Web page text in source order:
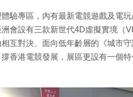
驗專區，內有最新電競遊戲及電
會設有三款新世代4D虛擬實境（
互對決、面向低年齡層的《城市
香港電競發展，展區更設有一個